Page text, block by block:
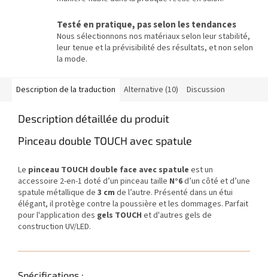
Testé en pratique, pas selon les tendances
Nous sélectionnons nos matériaux selon leur stabilité,
leur tenue et la prévisibilité des résultats, et non selon
la mode.
Description de la traduction Alternative (10) Discussion
Description détaillée du produit
Pinceau double TOUCH avec spatule
Le pinceau TOUCH double face avec spatule est un
accessoire 2-en-1 doté d’un pinceau taille N°6d’un côté et d’une
spatule métallique de 3 cm de l’autre. Présenté dans un étui
élégant, il protège contre la poussière et les dommages. Parfait
pour l'application des gels TOUCH et d'autres gels de
construction UV/LED.